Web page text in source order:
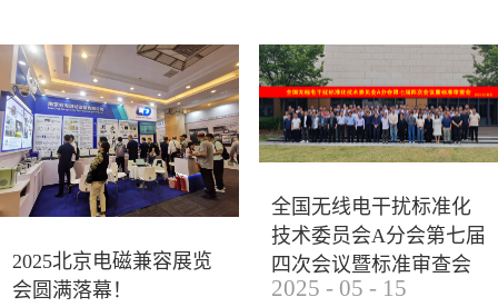
研讨及产品展示等多种形式，深入交流行业见解，踊
跃探索合作空间，为电磁兼容领域的高质量发展汇聚
了新动能。产品展示展会现场，公司展示了...
2025北京电磁兼容展览
会圆满落幕！
全国无线电干扰标准化
技术委员会A分会第七届
四次会议暨标准审查会
成功举办
2025 - 05 - 15